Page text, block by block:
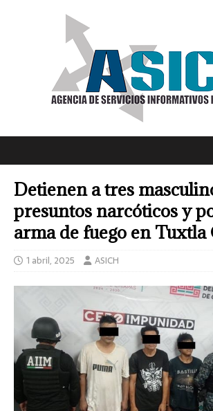
Detienen a tres
presuntos narcóticos y
arma de fuego en
1 abril, 2025 ASICH